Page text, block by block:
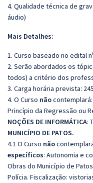
4. Qualidade técnica de
áudio)
Mais Detalhes:
1. Curso baseado no edital
2. Serão abordados os
todos) a critério dos
3. Carga horária prevista:
4. O Curso nãocontemplará:
Princípio da Regressão ou
NOÇÕES DE INFORMÁTICA:
MUNICÍPIO DE PATOS.
4.1 O Curso não
específicos: Autonomia e
Obras do Município de
Polícia. Fiscalização: